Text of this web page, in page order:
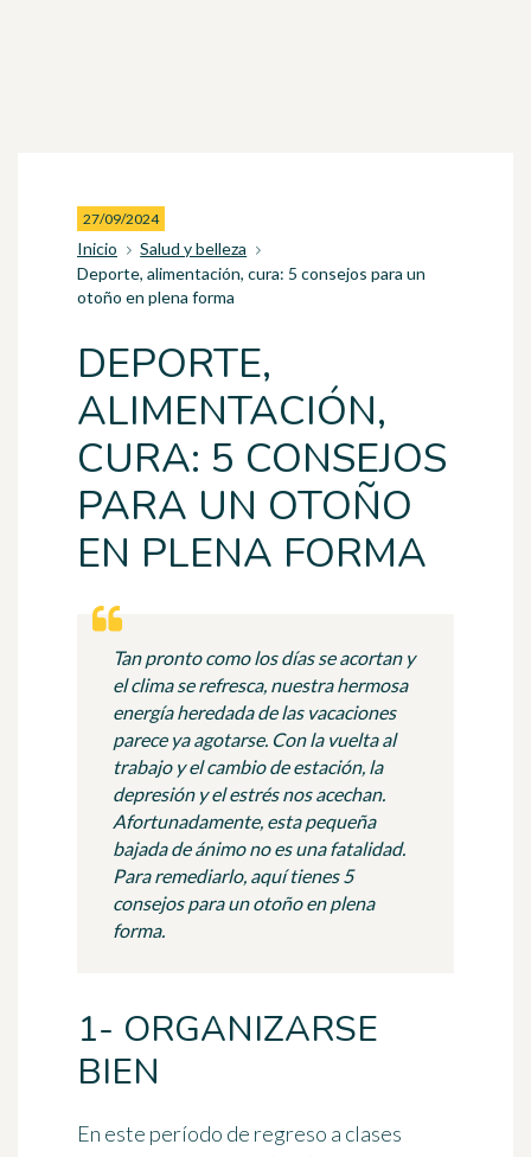
27/09/2024
Inicio
Salud y belleza
Deporte, alimentación, cura: 5 consejos para un
otoño en plena forma
DEPORTE,
ALIMENTACIÓN,
CURA: 5 CONSEJOS
PARA UN OTOÑO
EN PLENA FORMA
Tan pronto como los días se acortan y
el clima se refresca, nuestra hermosa
energía heredada de las vacaciones
parece ya agotarse. Con la vuelta al
trabajo y el cambio de estación, la
depresión y el estrés nos acechan.
Afortunadamente, esta pequeña
bajada de ánimo no es una fatalidad.
Para remediarlo, aquí tienes 5
consejos para un otoño en plena
forma.
1- ORGANIZARSE
BIEN
En este período de regreso a clases